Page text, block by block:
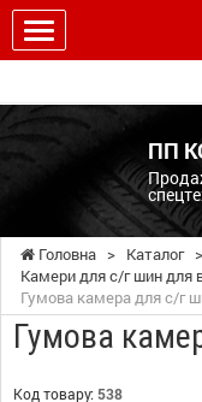
ПП
Головна > Каталог >
Камери для с/г шин для
Гумова камера для с/г
Гумова
Код товару: 538